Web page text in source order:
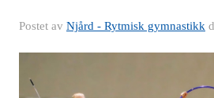
Postet av Njård - Rytmisk gymnastikk